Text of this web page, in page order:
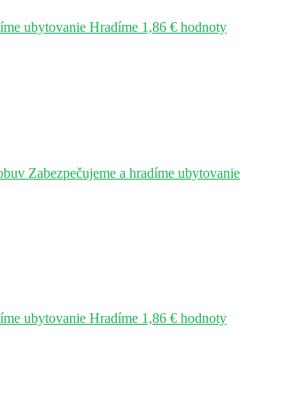
ubytovanie Hradíme 1,86 € hodnoty
Zabezpečujeme a hradíme ubytovanie
ubytovanie Hradíme 1,86 € hodnoty